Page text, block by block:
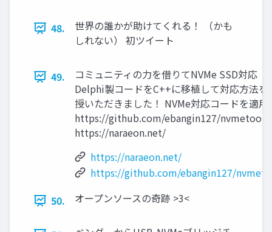
48.
世界の誰かが助けてくれる！ （かも
しれない） 初ツイート
49.
コミュニティの力を借りてNVMe SSD対応
Delphi製コードをC++に移植して対応方法を
授いただきました！ NVMe対応コードを適用
https://github.com/ebangin127/nvmetools
https://naraeon.net/
https://naraeon.net/
https://github.com/ebangin127/
50.
オープンソースの奇跡 >3<